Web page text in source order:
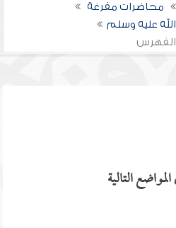
محاضرات مفرغة
عليه وسلم
التالية